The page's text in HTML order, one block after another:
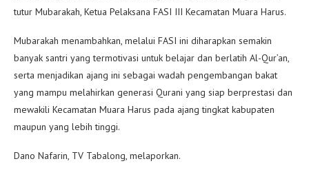
tutur Mubarakah, Ketua Pelaksana FASI III Kecamatan Muara Harus.
Mubarakah menambahkan, melalui FASI ini diharapkan semakin
banyak santri yang termotivasi untuk belajar dan berlatih Al-Qur’an,
serta menjadikan ajang ini sebagai wadah pengembangan bakat
yang mampu melahirkan generasi Qurani yang siap berprestasi dan
mewakili Kecamatan Muara Harus pada ajang tingkat kabupaten
maupun yang lebih tinggi.
Dano Nafarin, TV Tabalong, melaporkan.